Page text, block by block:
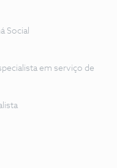
Social
em serviço de